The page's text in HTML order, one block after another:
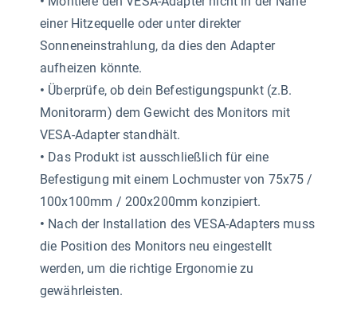
einer Hitzequelle oder unter direkter
Sonneneinstrahlung, da dies den Adapter
aufheizen könnte.
• Überprüfe, ob dein Befestigungspunkt (z.B.
Monitorarm) dem Gewicht des Monitors mit
VESA-Adapter standhält.
• Das Produkt ist ausschließlich für eine
Befestigung mit einem Lochmuster von 75x75 /
100x100mm / 200x200mm konzipiert.
• Nach der Installation des VESA-Adapters muss
die Position des Monitors neu eingestellt
werden, um die richtige Ergonomie zu
gewährleisten.